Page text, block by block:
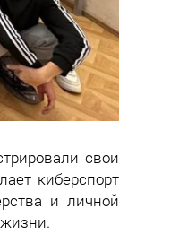
свои
киберспорт
и личной